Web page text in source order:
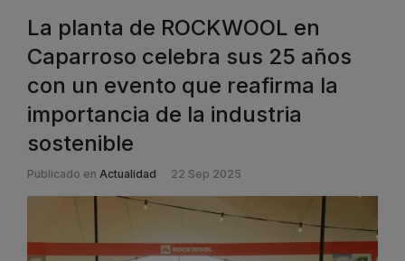
La planta de ROCKWOOL en
Caparroso celebra sus 25 años
con un evento que reafirma la
importancia de la industria
sostenible
Publicado en Actualidad 22 Sep 2025